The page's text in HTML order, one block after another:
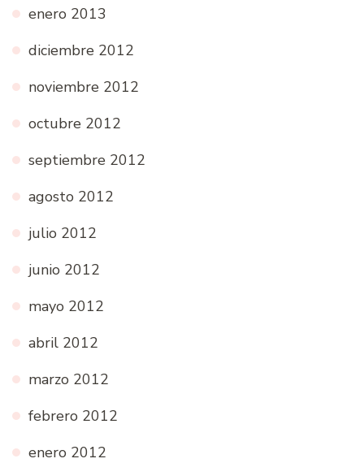
enero 2013
diciembre 2012
noviembre 2012
octubre 2012
septiembre 2012
agosto 2012
julio 2012
junio 2012
mayo 2012
abril 2012
marzo 2012
febrero 2012
enero 2012